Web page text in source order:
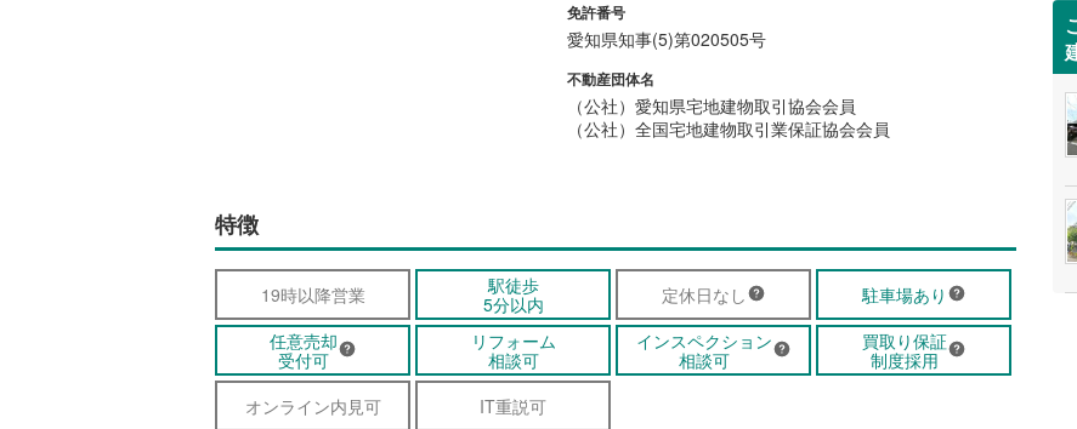
免許番号
愛知県知事(5)第020505号
不動産団体名
（公社）愛知県宅地建物取引協会会員
（公社）全国宅地建物取引業保証協会会員
特徴
19時以降営業
駅徒歩
5分以内
定休日なし
駐車場あり
任意売却
受付可
リフォーム
相談可
インスペクション
相談可
買取り保証
制度採用
オンライン内見可
IT重説可